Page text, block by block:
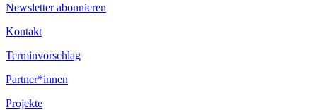
Newsletter abonnieren
Kontakt
Terminvorschlag
Partner*innen
Projekte